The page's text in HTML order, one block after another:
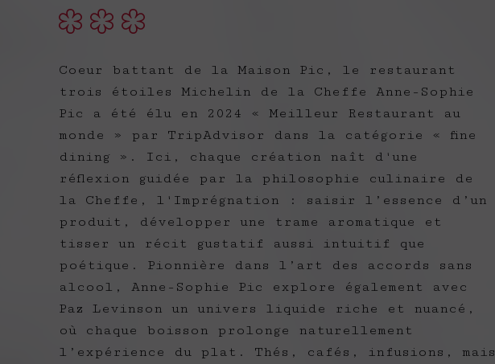
Coeur battant de la Maison Pic, le restaurant
trois étoiles Michelin de la Cheffe Anne-Sophie
Pic a été élu en 2024 « Meilleur Restaurant au
monde » par TripAdvisor dans la catégorie « fine
dining ». Ici, chaque création naît d'une
réflexion guidée par la philosophie culinaire de
la Cheffe, l'Imprégnation : saisir l’essence d’un
produit, développer une trame aromatique et
tisser un récit gustatif aussi intuitif que
poétique. Pionnière dans l’art des accords sans
alcool, Anne-Sophie Pic explore également avec
Paz Levinson un univers liquide riche et nuancé,
où chaque boisson prolonge naturellement
l’expérience du plat. Thés, cafés, infusions, mais